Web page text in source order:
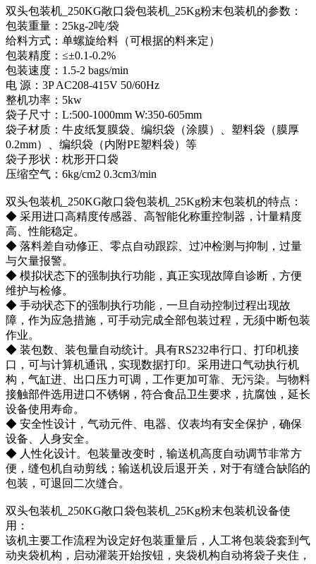
双头 包装机 _250KG敞口袋 包装机 _25Kg粉末 包装机的参数：
包装重量：25kg-2吨/袋
给料方式：单螺旋给料（可根据的料来定）
包装精度：≤±0.1-0.2%
包装速度：1.5-2 bags/min
电 源：3P AC208-415V 50/60Hz
整机功率：5kw
袋子尺寸：L:500-1000mm W:350-605mm
袋子材质：牛皮纸复膜袋、编织袋（涂膜）、塑料袋（膜厚
0.2mm）、编织袋（内附PE塑料袋）等
袋子形状：枕形开口袋
压缩空气：6kg/cm2 0.3cm3/min
双头 包装机 _250KG敞口袋 包装机 _25Kg粉末 包装机的特点：
◆ 采用进口高精度传感器、高智能化称重控制器，计量精度
高、性能稳定。
◆ 落料差自动修正、零点自动跟踪、过冲检测与抑制，过量
与欠量报警。
◆ 模拟状态下的强制执行功能，真正实现故障自诊断，方便
维护与检修。
◆ 手动状态下的强制执行功能，一旦自动控制过程出现故
障，作为应急措施，可手动完成全部包装过程，无须中断包装
作业。
◆ 装包数、装包量自动统计。具有RS232串行口、打印机接
口，可与计算机通讯，实现数据打印。采用进口气动执行机
构，气缸进、出口压力可调，工作更加可靠、无污染。与物料
接触部件选用进口不锈钢，符合食品卫生要求，抗腐蚀，延长
设备使用寿命。
◆ 安全性设计，气动元件、电器、仪表均有安全保护，确保
设备、人身安全。
◆ 人性化设计。包装量改变时，输送机高度自动调节非常方
便，缝包机自动剪线；输送机设后退开关，对于有缝合缺陷的
包装，可退回二次缝合。
双头 包装机 _250KG敞口袋 包装机 _25Kg粉末 包装机设备使
用：
该机主要工作流程为设定好包装重量后，人工将包装袋套到气
动夹袋机构，启动灌装开始按钮，夹袋机构自动将袋子夹住，